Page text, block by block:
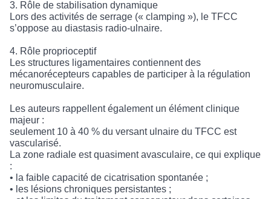
3. Rôle de stabilisation dynamique
Lors des activités de serrage (« clamping »), le TFCC
s’oppose au diastasis radio-ulnaire.
4. Rôle proprioceptif
Les structures ligamentaires contiennent des
mécanorécepteurs capables de participer à la régulation
neuromusculaire.
Les auteurs rappellent également un élément clinique
majeur :
seulement 10 à 40 % du versant ulnaire du TFCC est
vascularisé.
La zone radiale est quasiment avasculaire, ce qui explique
:
• la faible capacité de cicatrisation spontanée ;
• les lésions chroniques persistantes ;